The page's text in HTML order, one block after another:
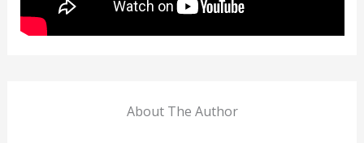
About The Author